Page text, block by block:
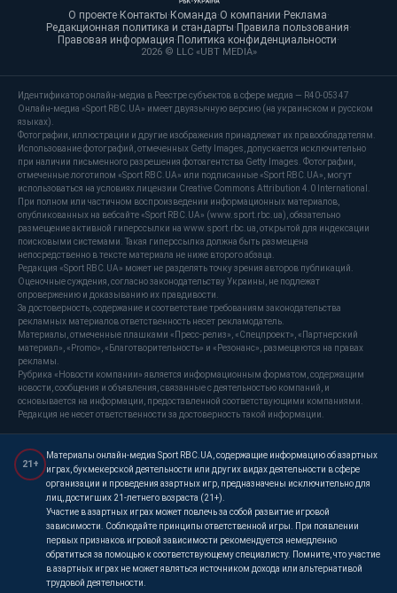
О проекте·Контакты·Команда·О компании·Реклама·
Редакционная политика и стандарты·Правила пользования·
Правовая информация·Политика конфиденциальности·
2026 © LLC «UBT MEDIA»
Идентификатор онлайн-медиа в Реестре субъектов в сфере медиа — R40-05347
Онлайн-медиа «Sport RBC.UA» имеет двуязычную версию (на украинском и русском
языках).
Фотографии, иллюстрации и другие изображения принадлежат их правообладателям.
Использование фотографий, отмеченных Getty Images, допускается исключительно
при наличии письменного разрешения фотоагентства Getty Images. Фотографии,
отмеченные логотипом «Sport RBC.UA» или подписанные «Sport RBC.UA», могут
использоваться на условиях лицензии Creative Commons Attribution 4.0 International.
При полном или частичном воспроизведении информационных материалов,
опубликованных на вебсайте «Sport RBC.UA» (www.sport.rbc.ua), обязательно
размещение активной гиперссылки на www.sport.rbc.ua, открытой для индексации
поисковыми системами. Такая гиперссылка должна быть размещена
непосредственно в тексте материала не ниже второго абзаца.
Редакция «Sport RBC.UA» может не разделять точку зрения авторов публикаций.
Оценочные суждения, согласно законодательству Украины, не подлежат
опровержению и доказыванию их правдивости.
За достоверность, содержание и соответствие требованиям законодательства
рекламных материалов ответственность несет рекламодатель.
Материалы, отмеченные плашками «Пресс-релиз», «Спецпроект», «Партнерский
материал», «Promo», «Благотворительность» и «Резонанс», размещаются на правах
рекламы.
Рубрика «Новости компании» является информационным форматом, содержащим
новости, сообщения и объявления, связанные с деятельностью компаний, и
основывается на информации, предоставленной соответствующими компаниями.
Редакция не несет ответственности за достоверность такой информации.
21+
Материалы онлайн-медиа Sport RBC.UA, содержащие информацию об азартных
играх, букмекерской деятельности или других видах деятельности в сфере
организации и проведения азартных игр, предназначены исключительно для
лиц, достигших 21-летнего возраста (21+).
Участие в азартных играх может повлечь за собой развитие игровой
зависимости. Соблюдайте принципы ответственной игры. При появлении
первых признаков игровой зависимости рекомендуется немедленно
обратиться за помощью к соответствующему специалисту. Помните, что участие
в азартных играх не может являться источником дохода или альтернативой
трудовой деятельности.